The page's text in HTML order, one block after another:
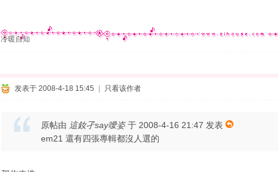
冷暖自知
发表于 2008-4-18 15:45 只看该作者
原帖由 這釹孑say噯姿于 2008-4-16 21:47 发表
em21 還有四張專輯都沒人選的